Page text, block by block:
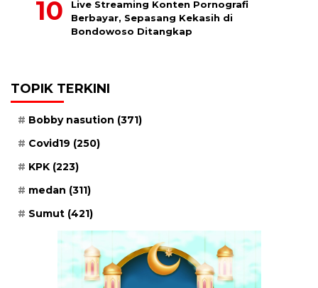
Live Streaming Konten Pornografi
Berbayar, Sepasang Kekasih di
Bondowoso Ditangkap
TOPIK TERKINI
Bobby nasution (371)
Covid19 (250)
KPK (223)
medan (311)
Sumut (421)